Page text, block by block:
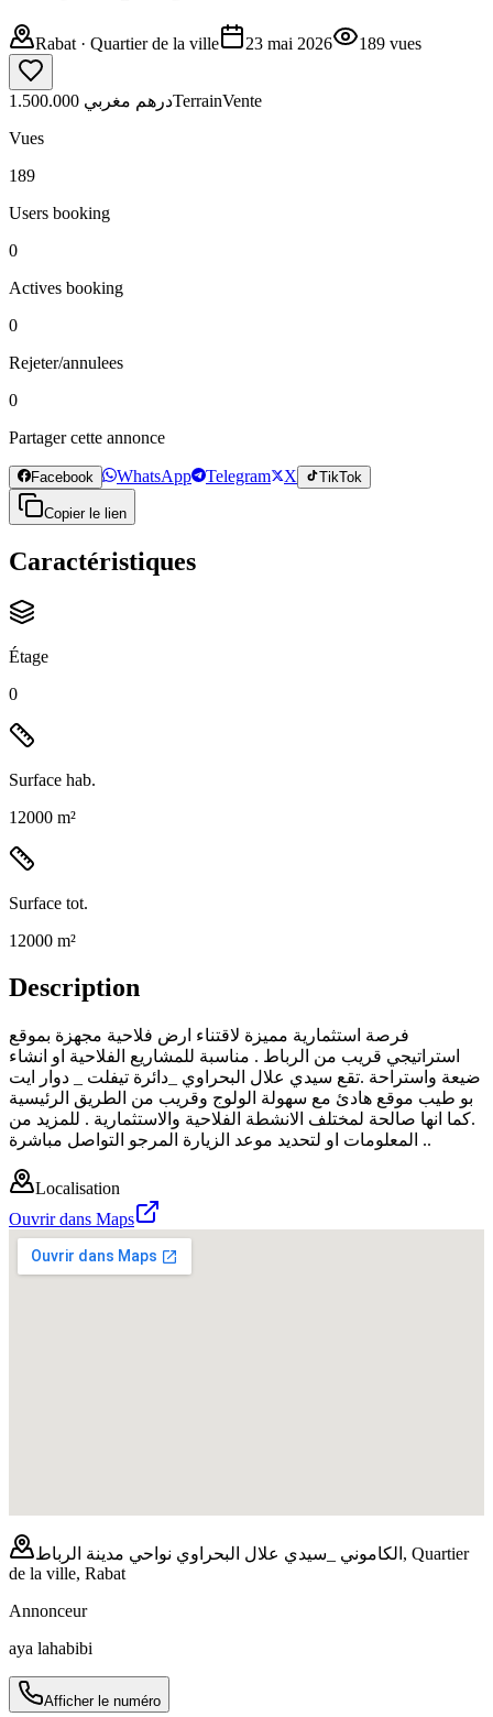
Rabat · Quartier de la ville 23 mai 2026 189 vues
1.500.000 درهم مغربيTerrainVente
Vues
189
Users booking
0
Actives booking
0
Rejeter/annulees
0
Partager cette annonce
Facebook WhatsApp Telegram X TikTok
Copier le lien
Caractéristiques
Étage
0
Surface hab.
12000 m²
Surface tot.
12000 m²
Description
فرصة استثمارية مميزة لاقتناء ارض فلاحية مجهزة بموقع
استراتيجي قريب من الرباط . مناسبة للمشاريع الفلاحية او انشاء
ضيعة واستراحة .تقع سيدي علال البحراوي _دائرة تيفلت _ دوار ايت
بو طيب موقع هادئ مع سهولة الولوج وقريب من الطريق الرئيسية
.كما انها صالحة لمختلف الانشطة الفلاحية والاستثمارية . للمزيد من
المعلومات او لتحديد موعد الزيارة المرجو التواصل مباشرة ..
Localisation
Ouvrir dans Maps
الكاموني _سيدي علال البحراوي نواحي مدينة الرباط, Quartier
de la ville, Rabat
Annonceur
aya lahabibi
Afficher le numéro